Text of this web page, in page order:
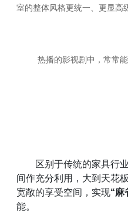
Great flat layer
普通住宅
解决方案
室的整体风格更统一、更显高
热播的影视剧中，常常
区别于传统的家具行
间作充分利用，大到天花
宽敞的享受空间，实现“麻
能。